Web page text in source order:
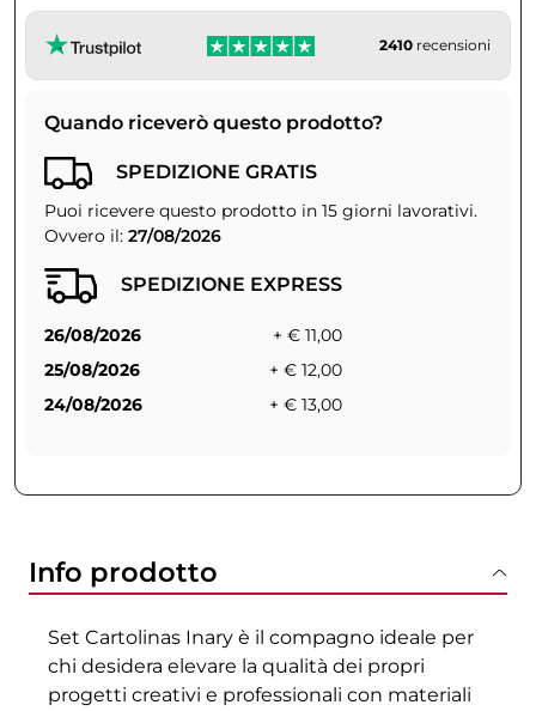
2410 recensioni
Quando riceverò questo prodotto?
SPEDIZIONE GRATIS
Puoi ricevere questo prodotto in 15 giorni lavorativi.
Ovvero il: 27/08/2026
SPEDIZIONE EXPRESS
26/08/2026
+ € 11,00
25/08/2026
+ € 12,00
24/08/2026
+ € 13,00
Info prodotto
Set Cartolinas Inary è il compagno ideale per
chi desidera elevare la qualità dei propri
progetti creativi e professionali con materiali